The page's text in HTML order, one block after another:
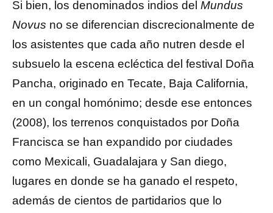
Si bien, los denominados indios del Mundus
Novus no se diferencian discrecionalmente de
los asistentes que cada año nutren desde el
subsuelo la escena ecléctica del festival Doña
Pancha, originado en Tecate, Baja California,
en un congal homónimo; desde ese entonces
(2008), los terrenos conquistados por Doña
Francisca se han expandido por ciudades
como Mexicali, Guadalajara y San diego,
lugares en donde se ha ganado el respeto,
además de cientos de partidarios que lo